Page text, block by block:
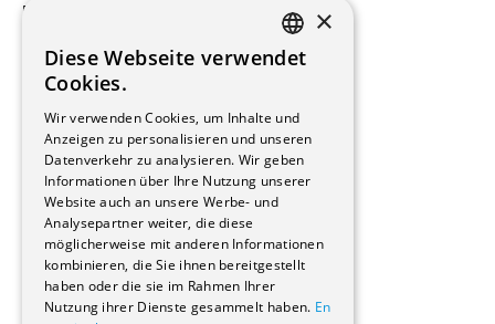
Beauftragte Unternehmen
Hersteller/Lieferanten
Bauherrschaften
Immobilienverwaltungsgesellschaften
Stockwerkeigentum
Reportagen
Wohnungen
Renovierungen
Innere Umbauten
Gastgewerbe und Tourismus
Verwaltungsgebäude und Geschäfte
Schuleinrichtungen
FRENCH
×
Diese Webseite verwendet
Cookies.
Wir verwenden Cookies, um Inhalte und
Anzeigen zu personalisieren und unseren
Datenverkehr zu analysieren. Wir geben
Informationen über Ihre Nutzung unserer
Website auch an unsere Werbe- und
Analysepartner weiter, die diese
möglicherweise mit anderen Informationen
kombinieren, die Sie ihnen bereitgestellt
haben oder die sie im Rahmen Ihrer
Nutzung ihrer Dienste gesammelt haben. En